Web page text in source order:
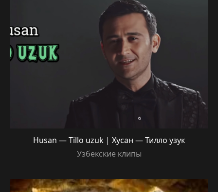
Husan — Tillo uzuk | Хусан — Тилло узук
Узбекские клипы